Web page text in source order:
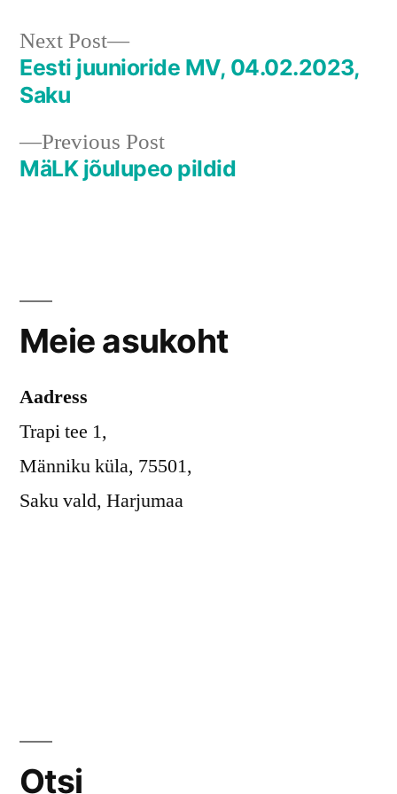
Navigeerimine
Previous PostPrevious
post:
MäLK jõulupeo pildid
Next Post
Next
post:
Eesti juunioride MV, 04.02.2023,
Saku
Meie asukoht
Aadress
Trapi tee 1,
Männiku küla, 75501,
Saku vald, Harjumaa
Otsi